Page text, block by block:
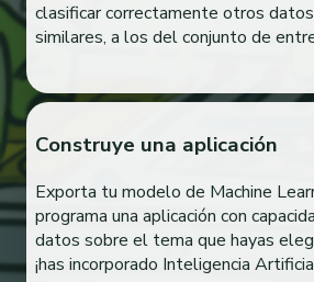
clasificar correctamente otros
similares, a los del conjunto de
Construye una aplicación
Exporta tu modelo de Machine
programa una aplicación con
datos sobre el tema que hayas
¡has incorporado Inteligencia